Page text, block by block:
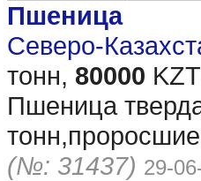
Пшеница
Северо-
тонн, 80000
Пшеница
(№: 31437) 29-